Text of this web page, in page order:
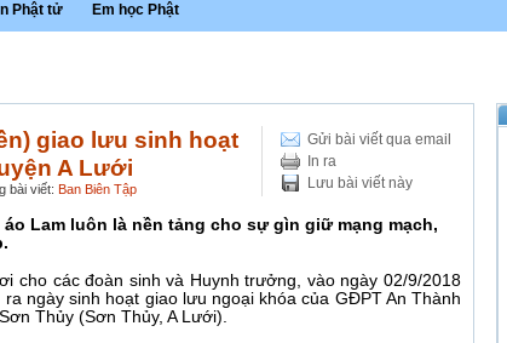
Phật tử Em học Phật
Gửi bài viết qua email
In ra
Lưu bài viết này
giao lưu sinh hoạt
A Lưới
bài viết: Ban Biên Tập
Lam luôn là nền tảng cho sự gìn giữ mạng mạch,
cho các đoàn sinh và Huynh trưởng, vào ngày 02/9/2018
ngày sinh hoạt giao lưu ngoại khóa của GĐPT An Thành
Thủy (Sơn Thủy, A Lưới).